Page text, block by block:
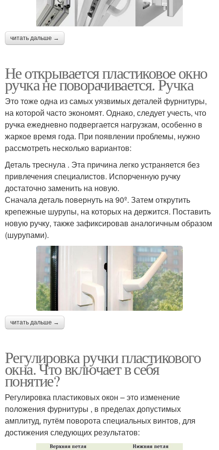
читать дальше →
Не открывается пластиковое окно
ручка не поворачивается. Ручка
Это тоже одна из самых уязвимых деталей фурнитуры,
на которой часто экономят. Однако, следует учесть, что
ручка ежедневно подвергается нагрузкам, особенно в
жаркое время года. При появлении проблемы, нужно
рассмотреть несколько вариантов:
Деталь треснула . Эта причина легко устраняется без
привлечения специалистов. Испорченную ручку
достаточно заменить на новую.
Сначала деталь повернуть на 90º. Затем открутить
крепежные шурупы, на которых на держится. Поставить
новую ручку, также зафиксировав аналогичным образом
(шурупами).
читать дальше →
Регулировка ручки пластикового
окна. Что включает в себя
понятие?
Регулировка пластиковых окон – это изменение
положения фурнитуры , в пределах допустимых
амплитуд, путём поворота специальных винтов, для
достижения следующих результатов: